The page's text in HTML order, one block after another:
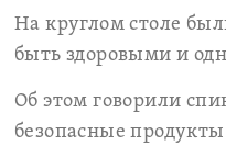
На круглом столе
быть здоровыми и
Об этом говорили
безопасные